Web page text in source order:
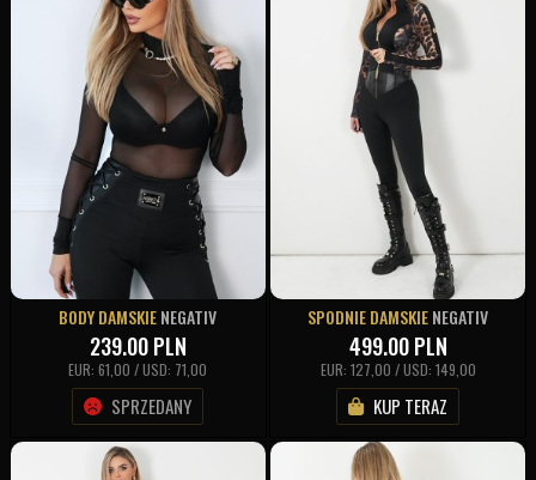
BODY DAMSKIENEGATIV
239.00PLN
EUR: 61,00 / USD: 71,00
SPRZEDANY
SPODNIE DAMSKIENEGATIV
499.00PLN
EUR: 127,00 / USD: 149,00
KUP TERAZ